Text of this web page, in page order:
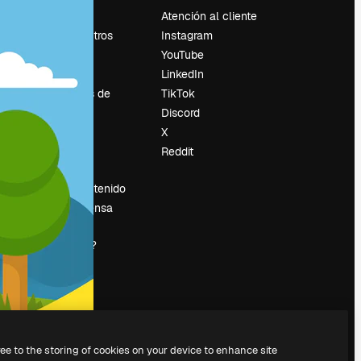
Sobre nosotros
Empleo
Tendencias de
búsqueda
Blog
Eventos
Slidesgo
Vender contenido
Sala de prensa
¿Buscas
magnific.ai?
Atención al cliente
Instagram
YouTube
LinkedIn
TikTok
Discord
X
Reddit
to the storing of cookies on your device to enhance site